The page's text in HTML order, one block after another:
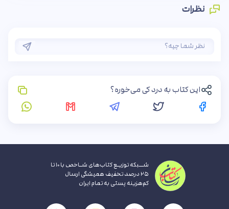
نظرات
این کتاب به درد کی می‌خوره؟
شــبکه توزیـع کتاب‌های شـاخص با ۱۰ تا
۲۵ درصد تخفیف همیشگی ارسال
کم‌هزینه پستی به تمام ایران